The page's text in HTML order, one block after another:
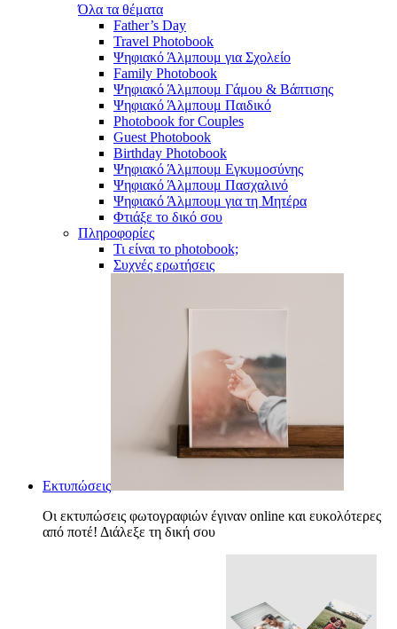
Όλα τα θέματα
Father’s Day
Travel Photobook
Ψηφιακό Άλμπουμ για Σχολείο
Family Photobook
Ψηφιακό Άλμπουμ Γάμου & Βάπτισης
Ψηφιακό Άλμπουμ Παιδικό
Photobook for Couples
Guest Photobook
Birthday Photobook
Ψηφιακό Άλμπουμ Εγκυμοσύνης
Ψηφιακό Άλμπουμ Πασχαλινό
Ψηφιακό Άλμπουμ για τη Μητέρα
Φτιάξε το δικό σου
Πληροφορίες
Τι είναι το photobook;
Συχνές ερωτήσεις
Εκτυπώσεις
Οι εκτυπώσεις φωτογραφιών έγιναν online και ευκολότερες
από ποτέ! Διάλεξε τη δική σου